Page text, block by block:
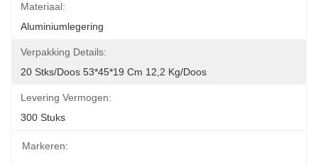
Materiaal:
Aluminiumlegering
Verpakking Details:
20 Stks/doos 53*45*19 Cm 12,2 Kg/doos
Levering Vermogen:
300 Stuks
Markeren: